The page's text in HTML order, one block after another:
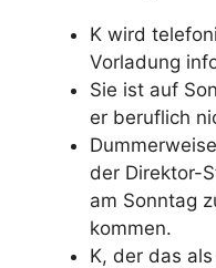
K wird
Vorladung
Sie ist auf
er beruflich
der Direktor-
am Sonntag
kommen.
K, der das